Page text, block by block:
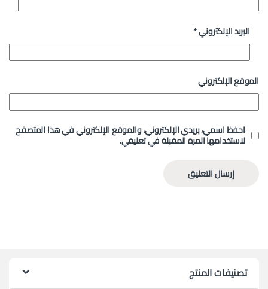
البريد الإلكتروني*
الموقع الإلكتروني
احفظ اسمي، بريدي الإلكتروني، والموقع الإلكتروني في هذا المتصفح
لاستخدامها المرة المقبلة في تعليقي.
تصنيفات المنتج